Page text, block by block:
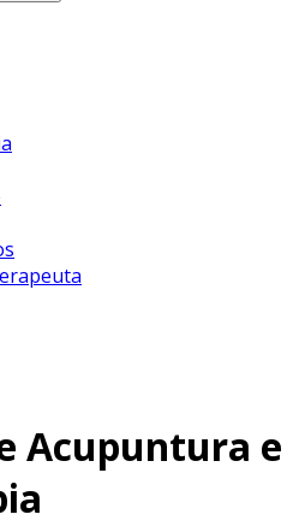
Acupuntura e